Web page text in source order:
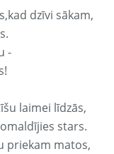
dzīvi sākam,
-
laimei līdzās,
stars.
priekam matos,